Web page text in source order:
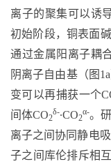
离子的聚集可以诱
初始阶段，铜表面
通过金属阳离子耦
阴离子自由基（图 1a
变可以再捕获一个
间体CO2
δ-∙CO2
α-。
离子之间协同静电
子之间库伦排斥相